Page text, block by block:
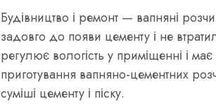
Будівництво і ремонт — вапняні
задовго до появи цементу і не
регулює вологість у приміщенні і
приготування вапняно-цементних
суміші цементу і піску.